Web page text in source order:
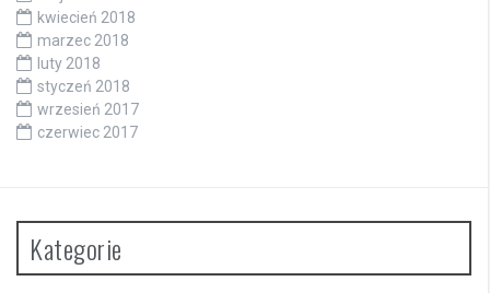
kwiecień 2018
marzec 2018
luty 2018
styczeń 2018
wrzesień 2017
czerwiec 2017
Kategorie